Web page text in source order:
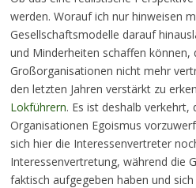
werden. Worauf ich nur hinweisen
Gesellschaftsmodelle darauf
und Minderheiten schaffen können,
Großorganisationen nicht mehr
den letzten Jahren verstärkt zu
Lokführern. Es ist deshalb verkehrt,
Organisationen Egoismus
sich hier die Interessenvertreter
Interessenvertretung, während die
faktisch aufgegeben haben und